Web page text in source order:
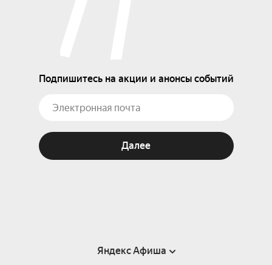
Подпишитесь на акции и анонсы событий
Далее
Яндекс Афиша